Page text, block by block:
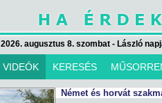
2026. augusztus 8. szombat - László
VIDEÓK KERESÉS
Német és horvát